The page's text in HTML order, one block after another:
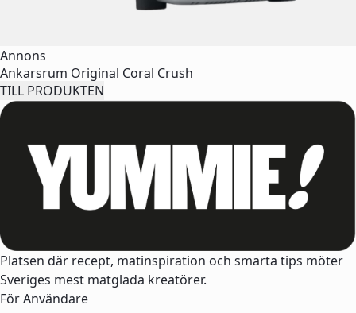
Annons
Ankarsrum Original Coral Crush
TILL PRODUKTEN
Platsen där recept, matinspiration och smarta tips möter
Sveriges mest matglada kreatörer.
För Användare